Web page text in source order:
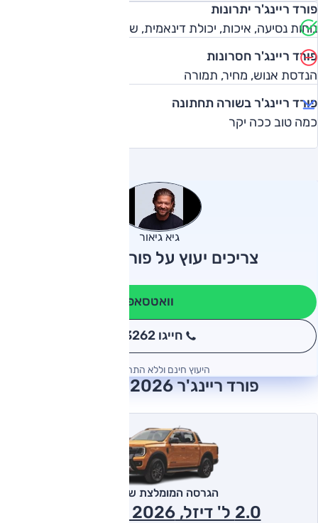
פורד ריינג'ר יתרונות
נוחות נסיעה, איכות, יכולת דינאמית, שטח, גרסת ראפטור
פורד ריינג'ר חסרונות
הנדסת אנוש, מחיר, תמורה
פורד ריינג'ר בשורה תחתונה
כמה טוב ככה יקר
גיא גיאור
צריכים יעוץ על פורד ריינג'ר?
וואטסאפ
חייגו 3262
היעוץ חינם וללא התחייבות
פורד ריינג'ר 2026 חוות דעת
הגרסה המומלצת של אוטו
2.0 ל' דיזל, XLT ,4x4 2026